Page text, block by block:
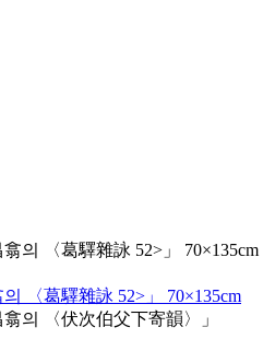
〈葛驛雜詠 52>」 70×135cm